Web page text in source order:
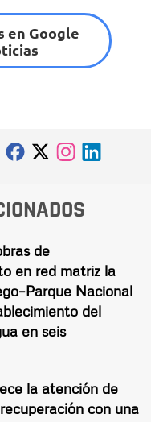
en Google
de
en red matriz la
Nacional
del
en seis
la atención de
con una